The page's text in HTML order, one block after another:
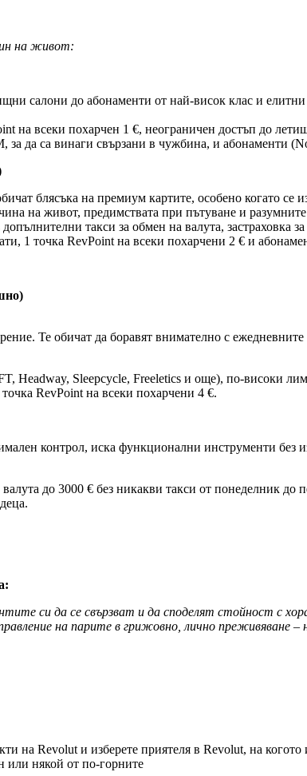
на живот:
салони до абонаменти от най-висок клас и
на всеки похарчен 1 €, неограничен достъп до
за да са винаги свързани в чужбина, и абонаменти
блясъка на премиум картите, особено когато се
на живот, предимствата при пътуване и
допълнителни такси за обмен на валута,
1 точка RevPoint на всеки похарчени 2 € и
Те обичат да боравят внимателно с
Headway, Sleepcycle, Freeletics и още), по-високи
RevPoint на всеки похарчени 4 €.
контрол, иска функционални инструменти без
до 3000 € без никакви такси от понеделник
си да се свързват и да споделят стойност с
на парите в грижовно, лично преживяване –
на Revolut и изберете приятеля в Revolut, на когото
или някой от по-горните